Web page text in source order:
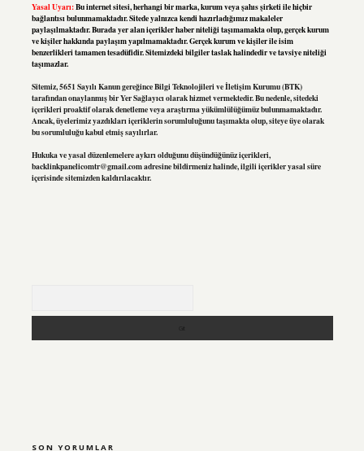
Yasal Uyarı:Bu internet sitesi, herhangi bir marka, kurum veya şahıs şirketi ile hiçbir
bağlantısı bulunmamaktadır. Sitede yalnızca kendi hazırladığımız makaleler
paylaşılmaktadır. Burada yer alan içerikler haber niteliği taşımamakta olup, gerçek kurum
ve kişiler hakkında paylaşım yapılmamaktadır. Gerçek kurum ve kişiler ile isim
benzerlikleri tamamen tesadüfidir. Sitemizdeki bilgiler taslak halindedir ve tavsiye niteliği
taşımazlar.
Sitemiz, 5651 Sayılı Kanun gereğince Bilgi Teknolojileri ve İletişim Kurumu (BTK)
tarafından onaylanmış bir Yer Sağlayıcı olarak hizmet vermektedir. Bu nedenle, sitedeki
içerikleri proaktif olarak denetleme veya araştırma yükümlülüğümüz bulunmamaktadır.
Ancak, üyelerimiz yazdıkları içeriklerin sorumluluğunu taşımakta olup, siteye üye olarak
bu sorumluluğu kabul etmiş sayılırlar.
Hukuka ve yasal düzenlemelere aykırı olduğunu düşündüğünüz içerikleri,
backlinkpanelicomtr@gmail.comadresine bildirmeniz halinde, ilgili içerikler yasal süre
içerisinde sitemizden kaldırılacaktır.
SON YORUMLAR